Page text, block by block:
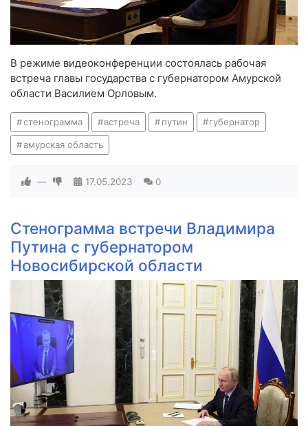
В режиме видеоконференции состоялась рабочая
встреча главы государства с губернатором Амурской
области Василием Орловым.
стенограмма встреча путин губернатор
амурская область
— 17.05.2023 0
Стенограмма встречи Владимира
Путина с губернатором
Новосибирской области